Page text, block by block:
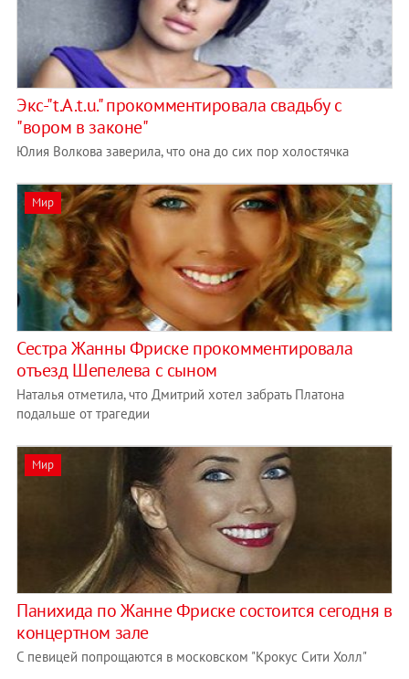
Экс-"t.A.t.u." прокомментировала свадьбу с
"вором в законе"
Юлия Волкова заверила, что она до сих пор холостячка
Мир
Сестра Жанны Фриске прокомментировала
отъезд Шепелева с сыном
Наталья отметила, что Дмитрий хотел забрать Платона
подальше от трагедии
Мир
Панихида по Жанне Фриске состоится сегодня в
концертном зале
С певицей попрощаются в московском "Крокус Сити Холл"